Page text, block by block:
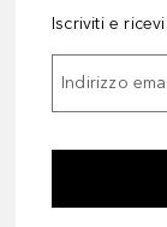
Iscriviti e
Indirizzo